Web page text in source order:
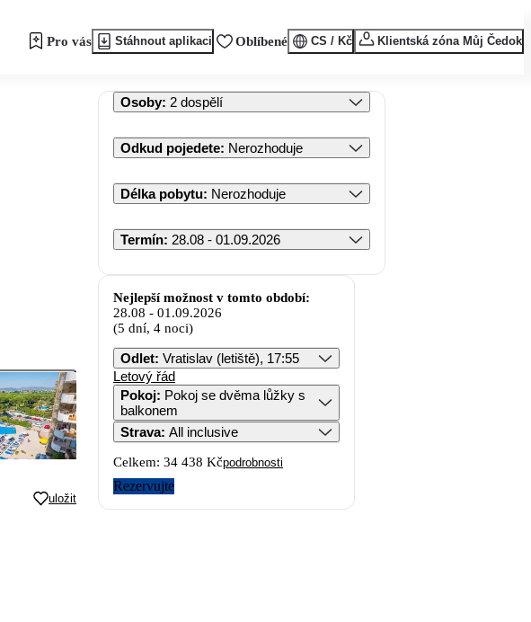
Pro vás Stáhnout aplikaci Oblíbené CS / Kč Klientská zóna Můj Čedok
uložit
Osoby: 2 dospělí
Odkud pojedete: Nerozhoduje
Délka pobytu: Nerozhoduje
Termín: 28.08 - 01.09.2026
Nejlepší možnost v tomto období:
28.08 - 01.09.2026
(5 dní, 4 noci)
Odlet: Vratislav (letiště), 17:55
Letový řád
Pokoj: Pokoj se dvěma lůžky s
balkonem
Strava: All inclusive
Celkem: 34 438 Kčpodrobnosti
Rezervujte